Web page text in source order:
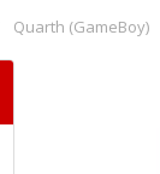
Quarth (GameBoy)